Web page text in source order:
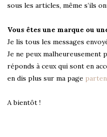
sous les articles, même s’ils
Vous êtes une marque ou
Je lis tous les messages
Je ne peux malheureusement
réponds à ceux qui sont en
en dis plus sur ma page
A bientôt !